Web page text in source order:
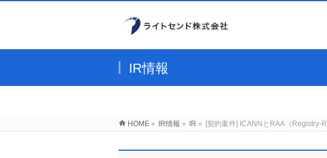
IR情報
HOME » IR情報 » IR » [契約案件] ICANNとRAA（Registry-